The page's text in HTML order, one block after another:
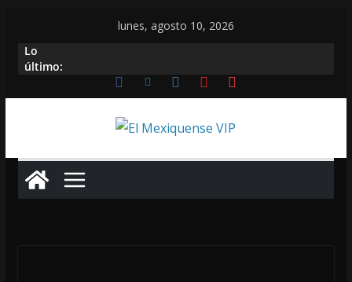
contenido
lunes, agosto 10, 2026
Lo
último: